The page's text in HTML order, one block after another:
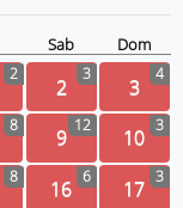
Sab Dom
2 2 3 3 4
8 9 12 10 3
8 16 6 17 3